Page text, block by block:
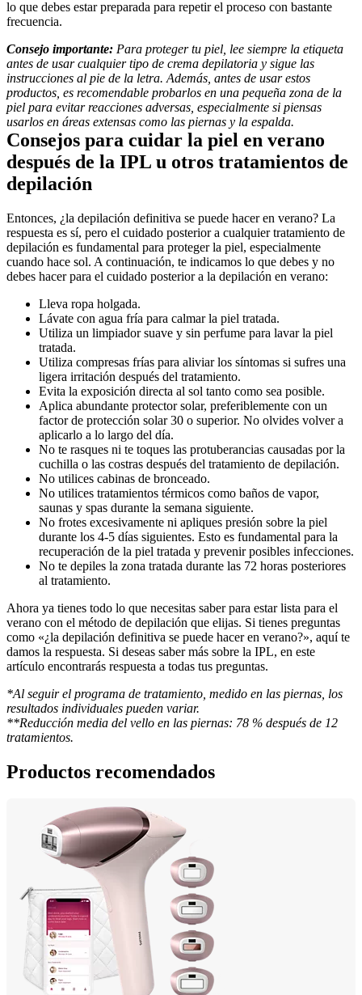
lo que debes estar preparada para repetir el proceso con bastante
frecuencia.
Consejo importante: Para proteger tu piel, lee siempre la etiqueta
antes de usar cualquier tipo de crema depilatoria y sigue las
instrucciones al pie de la letra. Además, antes de usar estos
productos, es recomendable probarlos en una pequeña zona de la
piel para evitar reacciones adversas, especialmente si piensas
usarlos en áreas extensas como las piernas y la espalda.
Consejos para cuidar la piel en verano
después de la IPL u otros tratamientos de
depilación
Entonces, ¿la depilación definitiva se puede hacer en verano? La
respuesta es sí, pero el cuidado posterior a cualquier tratamiento de
depilación es fundamental para proteger la piel, especialmente
cuando hace sol. A continuación, te indicamos lo que debes y no
debes hacer para el cuidado posterior a la depilación en verano:
Lleva ropa holgada.
Lávate con agua fría para calmar la piel tratada.
Utiliza un limpiador suave y sin perfume para lavar la piel
tratada.
Utiliza compresas frías para aliviar los síntomas si sufres una
ligera irritación después del tratamiento.
Evita la exposición directa al sol tanto como sea posible.
Aplica abundante protector solar, preferiblemente con un
factor de protección solar 30 o superior. No olvides volver a
aplicarlo a lo largo del día.
No te rasques ni te toques las protuberancias causadas por la
cuchilla o las costras después del tratamiento de depilación.
No utilices cabinas de bronceado.
No utilices tratamientos térmicos como baños de vapor,
saunas y spas durante la semana siguiente.
No frotes excesivamente ni apliques presión sobre la piel
durante los 4-5 días siguientes. Esto es fundamental para la
recuperación de la piel tratada y prevenir posibles infecciones.
No te depiles la zona tratada durante las 72 horas posteriores
al tratamiento.
Ahora ya tienes todo lo que necesitas saber para estar lista para el
verano con el método de depilación que elijas. Si tienes preguntas
como «¿la depilación definitiva se puede hacer en verano?», aquí te
damos la respuesta. Si deseas saber más sobre la IPL, en este
artículo encontrarás respuesta a todas tus preguntas.
*Al seguir el programa de tratamiento, medido en las piernas, los
resultados individuales pueden variar.
**Reducción media del vello en las piernas: 78 % después de 12
tratamientos.
Productos recomendados